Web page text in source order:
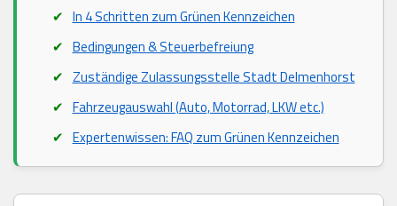
In 4 Schritten zum Grünen Kennzeichen
Bedingungen & Steuerbefreiung
Zuständige Zulassungsstelle Stadt Delmenhorst
Fahrzeugauswahl (Auto, Motorrad, LKW etc.)
Expertenwissen: FAQ zum Grünen Kennzeichen